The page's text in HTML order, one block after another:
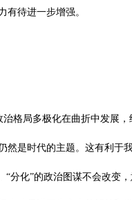
有待进一步增强。
格局多极化在曲折中发展，
然是时代的主题。这有利于
“分化”的政治图谋不会改变